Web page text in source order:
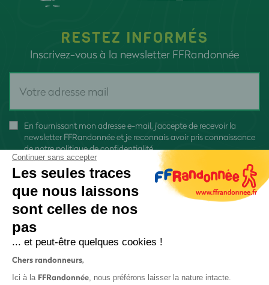
RESTEZ INFORMÉS
Inscrivez-vous à la newsletter FFRandonnée
En fournissant mon adresse e-mail, j'accepte de recevoir la
newsletter FFRandonnée et je reconnais avoir pris connaissance
denotre politique de confidentialité
Continuer sans accepter
Les seules traces
que nous laissons
sont celles de nos
pas
... et peut-être quelques cookies !
Chers randonneurs,
Ici à la FFRandonnée, nous préférons laisser la nature intacte.